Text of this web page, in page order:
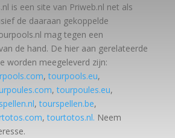
is een site van Priweb.nl net als
de daaraan gekoppelde
mag tegen een
de hand. De hier aan gerelateerde
worden meegeleverd zijn:
,tourpools.eu,
,tourpoules.eu,
,tourspellen.be,
,tourtotos.nl. Neem